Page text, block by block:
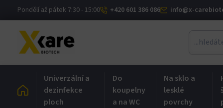
content
Pondělí až pátek 7:30 - 15:00 +420 601 386 086 info@x-
Univerzální a
dezinfekce
ploch
Do
koupelny
a na WC
Na sklo a
lesklé
povrchy